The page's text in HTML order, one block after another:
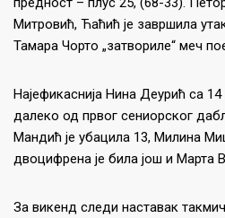
Митровић, Ћаћић је завршила
Тамара Чорто „затвориле“ меч
Најефикаснија Нина Деурић са
далеко од првог сениорског
Мандић је убацила 13, Милина
двоцифрена је била још и Марта
За викенд следи наставак